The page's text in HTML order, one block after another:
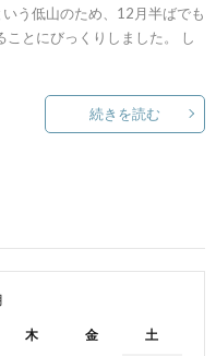
う低山のため、12月半ばでも
とにびっくりしました。 し
続きを読む
木 金 土